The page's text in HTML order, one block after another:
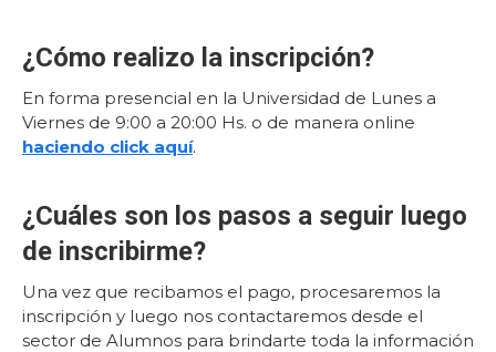
¿Cómo realizo la inscripción?
En forma presencial en la Universidad de Lunes a
Viernes de 9:00 a 20:00 Hs. o de manera online
haciendo click aquí.
¿Cuáles son los pasos a seguir luego
de inscribirme?
Una vez que recibamos el pago, procesaremos la
inscripción y luego nos contactaremos desde el
sector de Alumnos para brindarte toda la información